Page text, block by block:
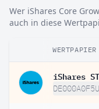
Wer iShares Core
auch in diese
WERTPAPIER